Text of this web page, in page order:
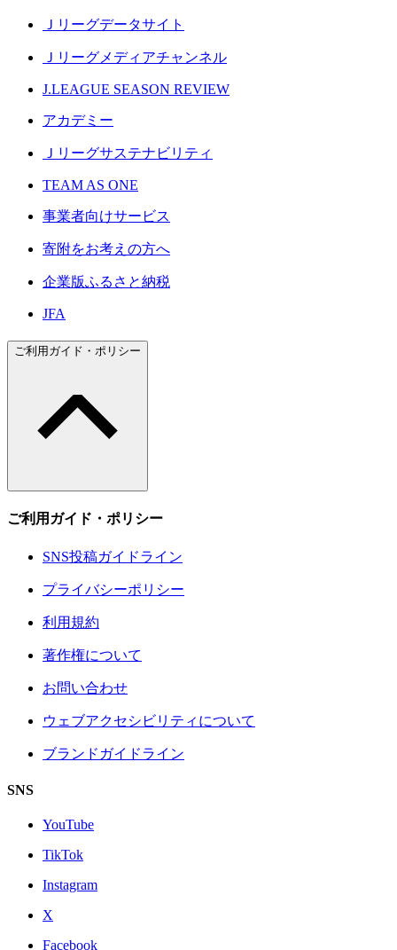
Ｊリーグデータサイト
Ｊリーグメディアチャンネル
J.LEAGUE SEASON REVIEW
アカデミー
Ｊリーグサステナビリティ
TEAM AS ONE
事業者向けサービス
寄附をお考えの方へ
企業版ふるさと納税
JFA
ご利用ガイド・ポリシー
ご利用ガイド・ポリシー
SNS投稿ガイドライン
プライバシーポリシー
利用規約
著作権について
お問い合わせ
ウェブアクセシビリティについて
ブランドガイドライン
SNS
YouTube
TikTok
Instagram
X
Facebook